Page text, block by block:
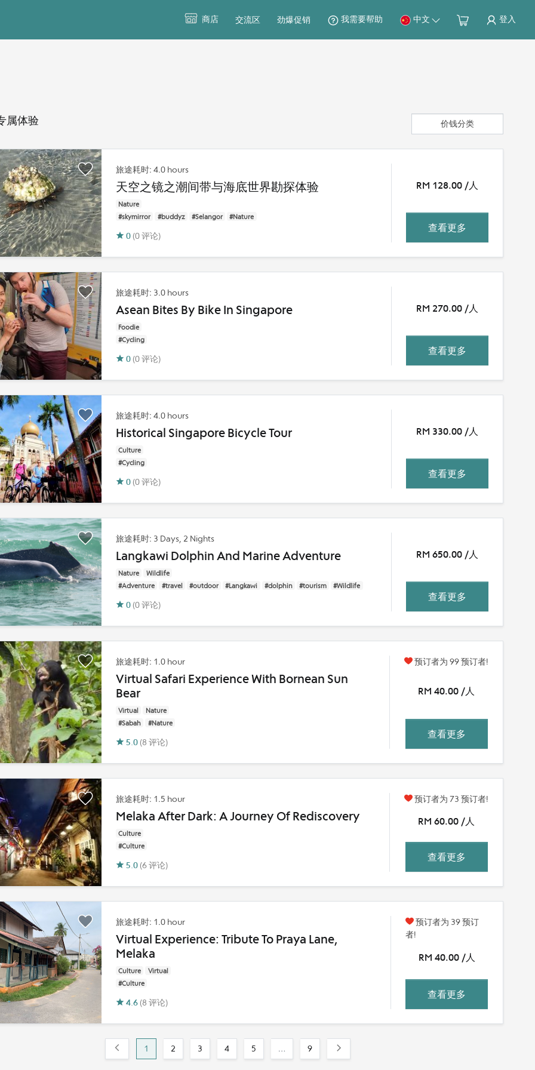
商店 交流区 劲爆促销 我需要帮助 中文 登入
属体验 价钱分类
旅途耗时: 4.0 hours
天空之镜之潮间带与海底世界勘探体验
Nature
#skymirror
#buddyz #Selangor #Nature
0 (0 评论)
RM 128.00 /人
查看更多
旅途耗时: 3.0 hours
Asean Bites By Bike In Singapore
Foodie
#Cycling
0 (0 评论)
RM 270.00 /人
查看更多
旅途耗时: 4.0 hours
Historical Singapore Bicycle Tour
Culture
#Cycling
0 (0 评论)
RM 330.00 /人
查看更多
旅途耗时: 3 Days, 2 Nights
Langkawi Dolphin And Marine Adventure
Nature
Wildlife
#Adventure
#travel #outdoor #Langkawi #dolphin #tourism #Wildlife
0 (0 评论)
RM 650.00 /人
查看更多
旅途耗时: 1.0 hour
Virtual Safari Experience With Bornean Sun
Bear
Virtual
Nature
#Sabah
#Nature
5.0 (8 评论)
预订者为 99 预订者!
RM 40.00 /人
查看更多
旅途耗时: 1.5 hour
Melaka After Dark: A Journey Of Rediscovery
Culture
#Culture
5.0 (6 评论)
预订者为 73 预订者!
RM 60.00 /人
查看更多
旅途耗时: 1.0 hour
Virtual Experience: Tribute To Praya Lane,
Melaka
Culture
Virtual
#Culture
4.6 (8 评论)
预订者为 39 预订
者!
RM 40.00 /人
查看更多
1 2 3 4 5 … 9